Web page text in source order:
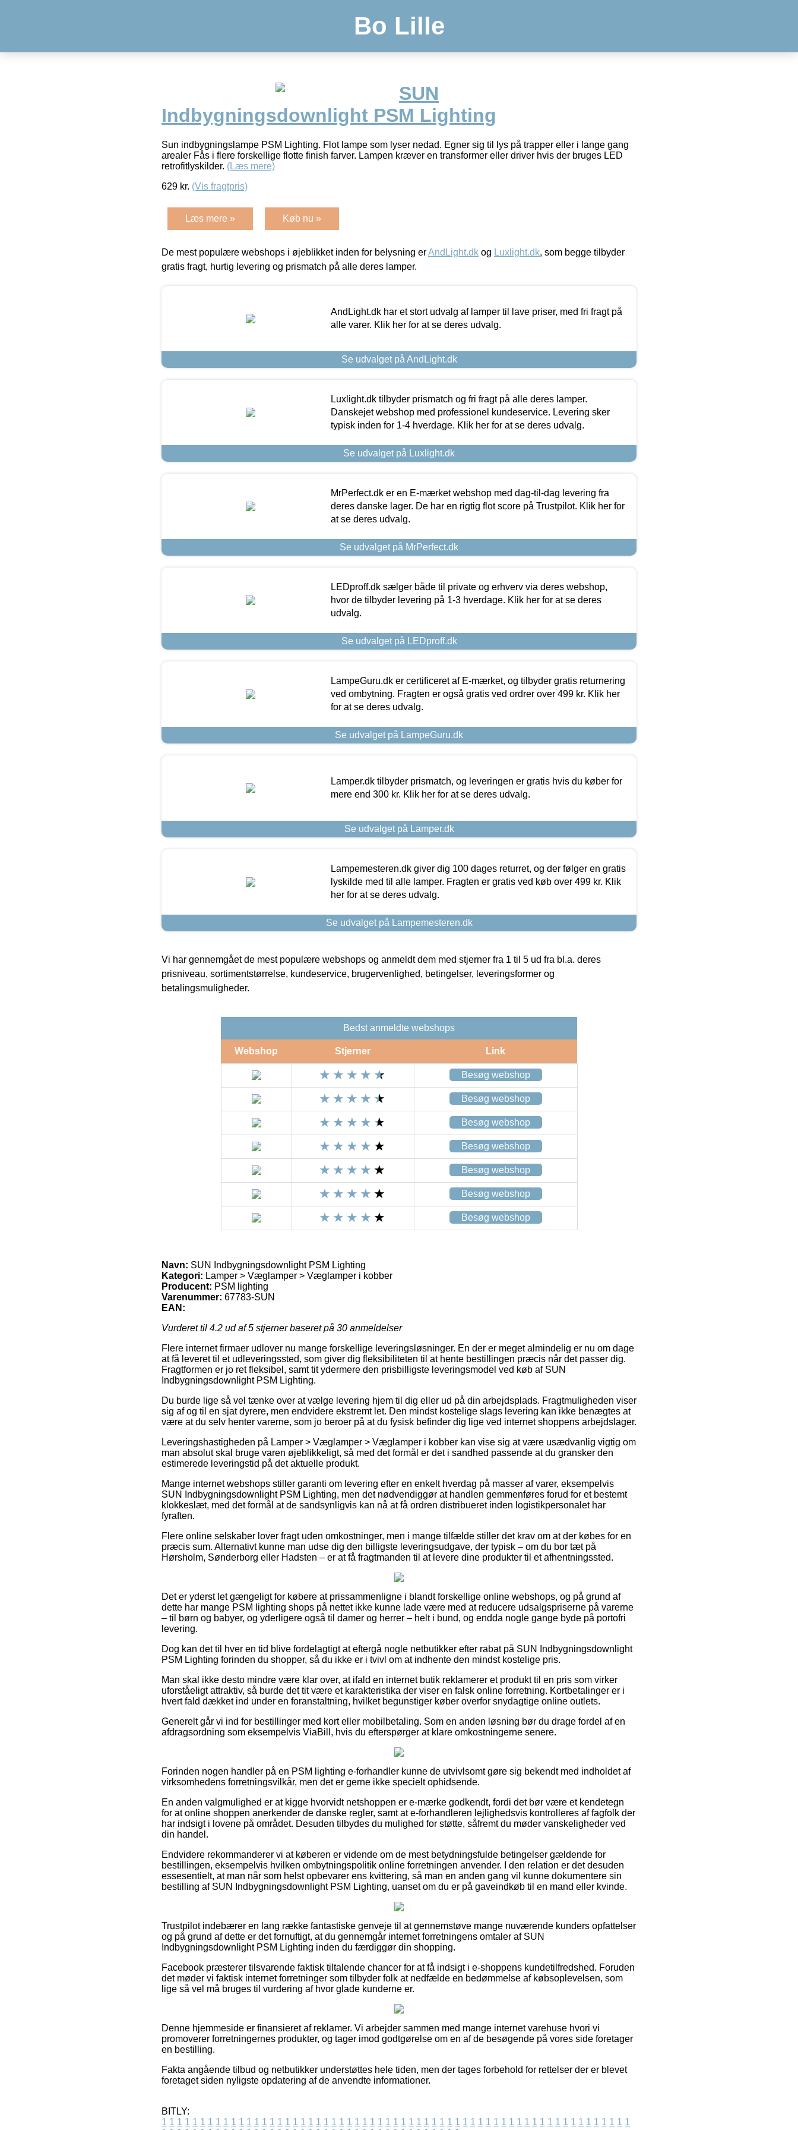
Bo Lille
SUN
Indbygningsdownlight PSM Lighting
Sun indbygningslampe PSM Lighting. Flot lampe som lyser nedad. Egner sig til lys på trapper eller i lange gang
arealer Fås i flere forskellige flotte finish farver. Lampen kræver en transformer eller driver hvis der bruges LED
retrofitlyskilder. (Læs mere)
629 kr. (Vis fragtpris)
Læs mere » Køb nu »
De mest populære webshops i øjeblikket inden for belysning erAndLight.dk og Luxlight.dk, som begge tilbyder
gratis fragt, hurtig levering og prismatch på alle deres lamper.
AndLight.dk har et stort udvalg af lamper til lave priser, med fri fragt på
alle varer. Klik her for at se deres udvalg.
Se udvalget på AndLight.dk
Luxlight.dk tilbyder prismatch og fri fragt på alle deres lamper.
Danskejet webshop med professionel kundeservice. Levering sker
typisk inden for 1-4 hverdage. Klik her for at se deres udvalg.
Se udvalget på Luxlight.dk
MrPerfect.dk er en E-mærket webshop med dag-til-dag levering fra
deres danske lager. De har en rigtig flot score på Trustpilot. Klik her for
at se deres udvalg.
Se udvalget på MrPerfect.dk
LEDproff.dk sælger både til private og erhverv via deres webshop,
hvor de tilbyder levering på 1-3 hverdage. Klik her for at se deres
udvalg.
Se udvalget på LEDproff.dk
LampeGuru.dk er certificeret af E-mærket, og tilbyder gratis returnering
ved ombytning. Fragten er også gratis ved ordrer over 499 kr. Klik her
for at se deres udvalg.
Se udvalget på LampeGuru.dk
Lamper.dk tilbyder prismatch, og leveringen er gratis hvis du køber for
mere end 300 kr. Klik her for at se deres udvalg.
Se udvalget på Lamper.dk
Lampemesteren.dk giver dig 100 dages returret, og der følger en gratis
lyskilde med til alle lamper. Fragten er gratis ved køb over 499 kr. Klik
her for at se deres udvalg.
Se udvalget på Lampemesteren.dk
Vi har gennemgået de mest populære webshops og anmeldt dem med stjerner fra 1 til 5 ud fra bl.a. deres
prisniveau, sortimentstørrelse, kundeservice, brugervenlighed, betingelser, leveringsformer og
betalingsmuligheder.
Bedst anmeldte webshops
Webshop Stjerner Link
Besøg webshop
Besøg webshop
Besøg webshop
Besøg webshop
Besøg webshop
Besøg webshop
Besøg webshop
Navn: SUN Indbygningsdownlight PSM Lighting
Kategori: Lamper > Væglamper > Væglamper i kobber
Producent: PSM lighting
Varenummer: 67783-SUN
EAN:
Vurderet til 4.2 ud af 5 stjerner baseret på 30 anmeldelser
Flere internet firmaer udlover nu mange forskellige leveringsløsninger. En der er meget almindelig er nu om dage
at få leveret til et udleveringssted, som giver dig fleksibiliteten til at hente bestillingen præcis når det passer dig.
Fragtformen er jo ret fleksibel, samt tit ydermere den prisbilligste leveringsmodel ved køb af SUN
Indbygningsdownlight PSM Lighting.
Du burde lige så vel tænke over at vælge levering hjem til dig eller ud på din arbejdsplads. Fragtmuligheden viser
sig af og til en sjat dyrere, men endvidere ekstremt let. Den mindst kostelige slags levering kan ikke benægtes at
være at du selv henter varerne, som jo beroer på at du fysisk befinder dig lige ved internet shoppens arbejdslager.
Leveringshastigheden på Lamper > Væglamper > Væglamper i kobber kan vise sig at være usædvanlig vigtig om
man absolut skal bruge varen øjeblikkeligt, så med det formål er det i sandhed passende at du gransker den
estimerede leveringstid på det aktuelle produkt.
Mange internet webshops stiller garanti om levering efter en enkelt hverdag på masser af varer, eksempelvis
SUN Indbygningsdownlight PSM Lighting, men det nødvendiggør at handlen gemmenføres forud for et bestemt
klokkeslæt, med det formål at de sandsynligvis kan nå at få ordren distribueret inden logistikpersonalet har
fyraften.
Flere online selskaber lover fragt uden omkostninger, men i mange tilfælde stiller det krav om at der købes for en
præcis sum. Alternativt kunne man udse dig den billigste leveringsudgave, der typisk – om du bor tæt på
Hørsholm, Sønderborg eller Hadsten – er at få fragtmanden til at levere dine produkter til et afhentningssted.
Det er yderst let gængeligt for købere at prissammenligne i blandt forskellige online webshops, og på grund af
dette har mange PSM lighting shops på nettet ikke kunne lade være med at reducere udsalgspriserne på varerne
– til børn og babyer, og yderligere også til damer og herrer – helt i bund, og endda nogle gange byde på portofri
levering.
Dog kan det til hver en tid blive fordelagtigt at eftergå nogle netbutikker efter rabat på SUN Indbygningsdownlight
PSM Lighting forinden du shopper, så du ikke er i tvivl om at indhente den mindst kostelige pris.
Man skal ikke desto mindre være klar over, at ifald en internet butik reklamerer et produkt til en pris som virker
uforståeligt attraktiv, så burde det tit være et karakteristika der viser en falsk online forretning. Kortbetalinger er i
hvert fald dækket ind under en foranstaltning, hvilket begunstiger køber overfor snydagtige online outlets.
Generelt går vi ind for bestillinger med kort eller mobilbetaling. Som en anden løsning bør du drage fordel af en
afdragsordning som eksempelvis ViaBill, hvis du efterspørger at klare omkostningerne senere.
Forinden nogen handler på en PSM lighting e-forhandler kunne de utvivlsomt gøre sig bekendt med indholdet af
virksomhedens forretningsvilkår, men det er gerne ikke specielt ophidsende.
En anden valgmulighed er at kigge hvorvidt netshoppen er e-mærke godkendt, fordi det bør være et kendetegn
for at online shoppen anerkender de danske regler, samt at e-forhandleren lejlighedsvis kontrolleres af fagfolk der
har indsigt i lovene på området. Desuden tilbydes du mulighed for støtte, såfremt du møder vanskeligheder ved
din handel.
Endvidere rekommanderer vi at køberen er vidende om de mest betydningsfulde betingelser gældende for
bestillingen, eksempelvis hvilken ombytningspolitik online forretningen anvender. I den relation er det desuden
essesentielt, at man når som helst opbevarer ens kvittering, så man en anden gang vil kunne dokumentere sin
bestilling af SUN Indbygningsdownlight PSM Lighting, uanset om du er på gaveindkøb til en mand eller kvinde.
Trustpilot indebærer en lang række fantastiske genveje til at gennemstøve mange nuværende kunders opfattelser
og på grund af dette er det fornuftigt, at du gennemgår internet forretningens omtaler af SUN
Indbygningsdownlight PSM Lighting inden du færdiggør din shopping.
Facebook præsterer tilsvarende faktisk tiltalende chancer for at få indsigt i e-shoppens kundetilfredshed. Foruden
det møder vi faktisk internet forretninger som tilbyder folk at nedfælde en bedømmelse af købsoplevelsen, som
lige så vel må bruges til vurdering af hvor glade kunderne er.
Denne hjemmeside er finansieret af reklamer. Vi arbejder sammen med mange internet varehuse hvori vi
promoverer forretningernes produkter, og tager imod godtgørelse om en af de besøgende på vores side foretager
en bestilling.
Fakta angående tilbud og netbutikker understøttes hele tiden, men der tages forbehold for rettelser der er blevet
foretaget siden nyligste opdatering af de anvendte informationer.
BITLY:
1 1 1 1 1 1 1 1 1 1 1 1 1 1 1 1 1 1 1 1 1 1 1 1 1 1 1 1 1 1 1 1 1 1 1 1 1 1 1 1 1 1 1 1 1 1 1 1 1 1 1 1 1 1 1 1 1 1 1 1 1